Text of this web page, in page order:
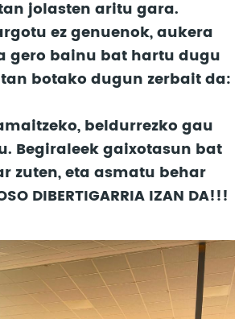
jolasten aritu gara.
ez genuenok, aukera
gero bainu bat hartu dugu
botako dugun zerbait da:
beldurrezko gau
Begiraleek gaixotasun bat
zuten, eta asmatu behar
DIBERTIGARRIA IZAN DA!!!